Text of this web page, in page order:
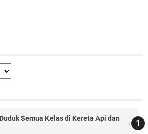
Semua Kelas di Kereta Api dan